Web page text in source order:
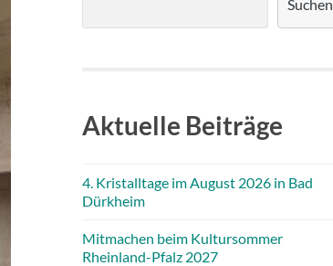
Suchen
Aktuelle Beiträge
4. Kristalltage im August 2026 in Bad
Dürkheim
Mitmachen beim Kultursommer
Rheinland-Pfalz 2027